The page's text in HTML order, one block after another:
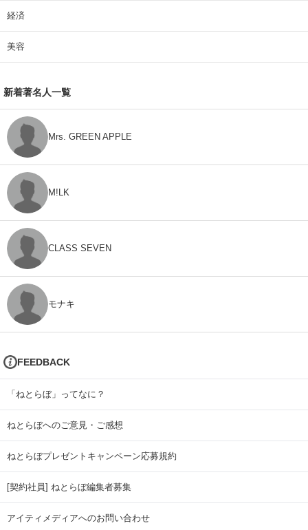
経済
美容
新着著名人一覧
Mrs. GREEN APPLE
M!LK
CLASS SEVEN
モナキ
FEEDBACK
「ねとらぼ」ってなに？
ねとらぼへのご意見・ご感想
ねとらぼプレゼントキャンペーン応募規約
[契約社員] ねとらぼ編集者募集
アイティメディアへのお問い合わせ